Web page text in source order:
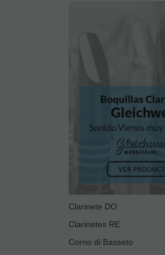
Clarinete DO
Clarinetes RE
Corno di Basseto